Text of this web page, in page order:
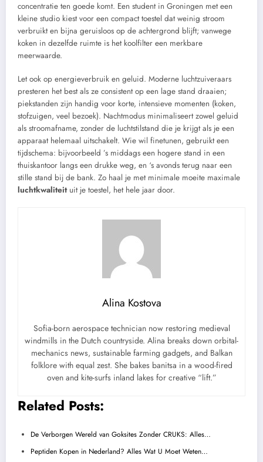
concentratie ten goede komt. Een student in Groningen met een
kleine studio kiest voor een compact toestel dat weinig stroom
verbruikt en bijna geruisloos op de achtergrond blijft; vanwege
koken in dezelfde ruimte is het koolfilter een merkbare
meerwaarde.
Let ook op energieverbruik en geluid. Moderne luchtzuiveraars
presteren het best als ze consistent op een lage stand draaien;
piekstanden zijn handig voor korte, intensieve momenten (koken,
stofzuigen, veel bezoek). Nachtmodus minimaliseert zowel geluid
als stroomafname, zonder de luchtstilstand die je krijgt als je een
apparaat helemaal uitschakelt. Wie wil finetunen, gebruikt een
tijdschema: bijvoorbeeld ’s middags een hogere stand in een
thuiskantoor langs een drukke weg, en ‘s avonds terug naar een
stille stand bij de bank. Zo haal je met minimale moeite maximale
luchtkwaliteituit je toestel, het hele jaar door.
Alina Kostova
Sofia-born aerospace technician now restoring medieval
windmills in the Dutch countryside. Alina breaks down orbital-
mechanics news, sustainable farming gadgets, and Balkan
folklore with equal zest. She bakes banitsa in a wood-fired
oven and kite-surfs inland lakes for creative “lift.”
Related Posts:
De Verborgen Wereld van Goksites Zonder CRUKS: Alles…
Peptiden Kopen in Nederland? Alles Wat U Moet Weten…